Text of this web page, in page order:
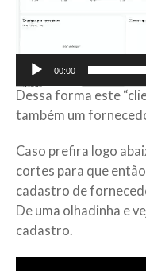
00:00
Dessa forma este
também um
Caso prefira logo
cortes para que
cadastro de
De uma olhadinha e
cadastro.